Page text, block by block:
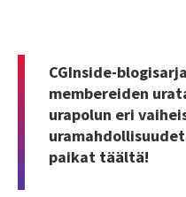
CGInside-
membereiden
urapolun eri
paikat täältä!